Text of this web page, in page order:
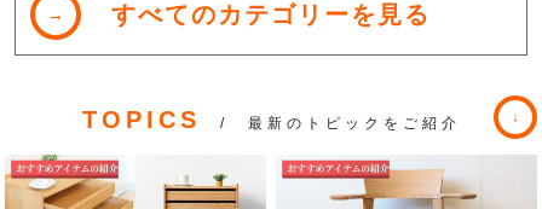
すべてのカテゴリーを見る
TOPICS / 最新のトピックをご紹介